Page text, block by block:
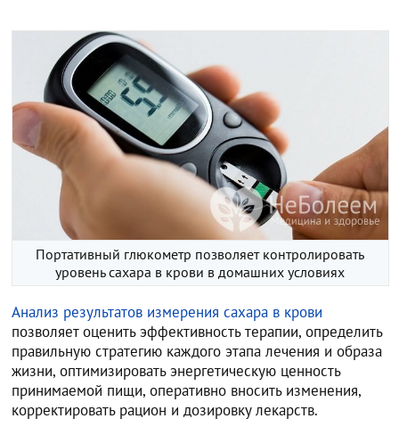
Портативный глюкометр позволяет контролировать
уровень сахара в крови в домашних условиях
Анализ результатов измерения сахара в крови
позволяет оценить эффективность терапии, определить
правильную стратегию каждого этапа лечения и образа
жизни, оптимизировать энергетическую ценность
принимаемой пищи, оперативно вносить изменения,
корректировать рацион и дозировку лекарств.